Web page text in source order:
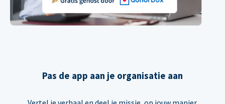
Pas de app aan je organisatie aan